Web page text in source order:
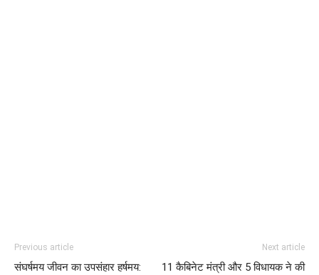
Previous article
संघर्षमय जीवन का उपसंहार हर्षमय:
Next article
11 कैबिनेट मंत्री और 5 विधायक ने की